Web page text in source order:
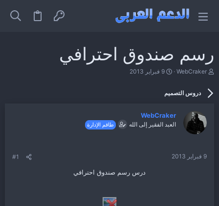
رسم صندوق احترافي
ب
م
و
ض
WebCraker
ت
ي
ل
ب
9 فبراير 2013
دروس التصميم
WebCraker
العبد الفقير إلى الله طاقم الإدارة
9 فبراير 2013 #1
درس رسم صندوق احترافي